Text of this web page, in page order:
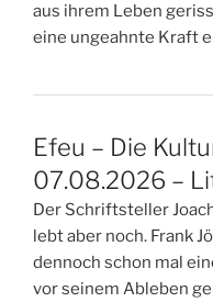
aus ihrem Leben
eine ungeahnte Kraft
Efeu – Die
07.08.2026 –
Der Schriftsteller
lebt aber noch. Frank
dennoch schon mal
vor seinem Ableben